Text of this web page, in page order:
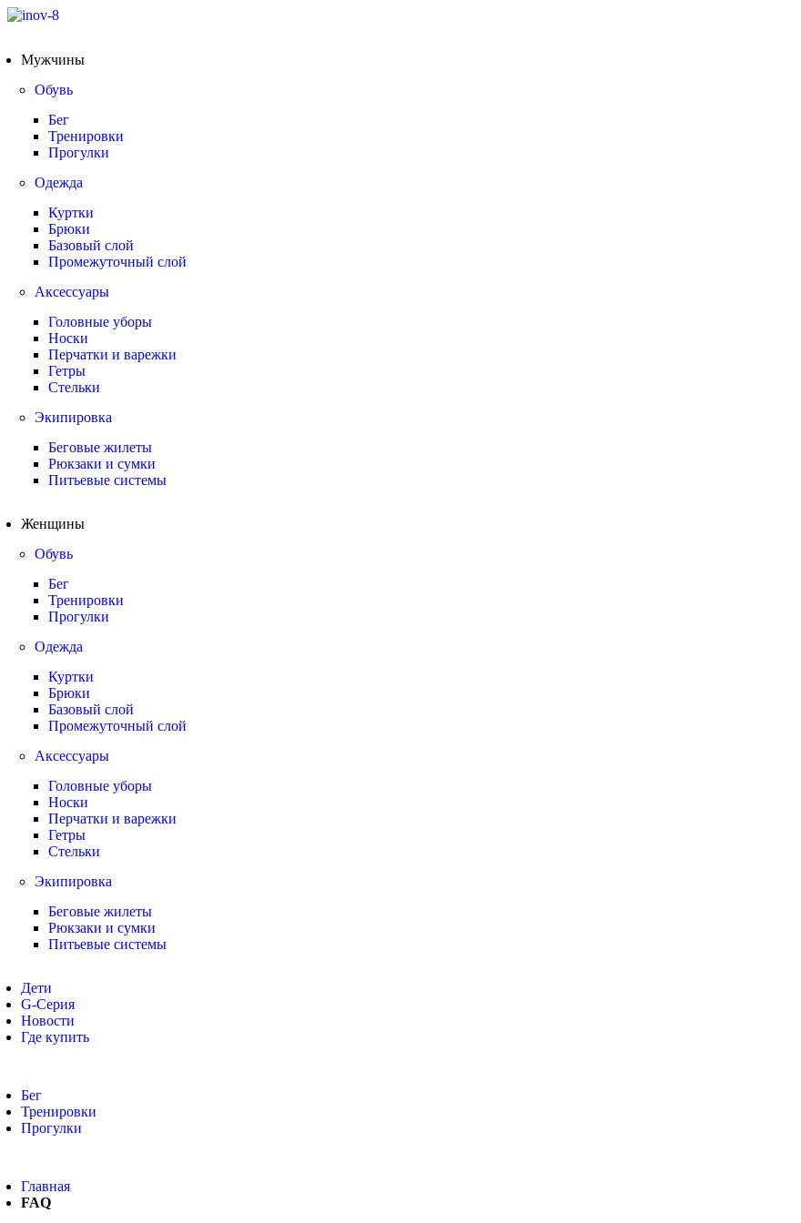
Мужчины
Обувь
Бег
Тренировки
Прогулки
Одежда
Куртки
Брюки
Базовый слой
Промежуточный слой
Аксессуары
Головные уборы
Носки
Перчатки и варежки
Гетры
Стельки
Экипировка
Беговые жилеты
Рюкзаки и сумки
Питьевые системы
Женщины
Обувь
Бег
Тренировки
Прогулки
Одежда
Куртки
Брюки
Базовый слой
Промежуточный слой
Аксессуары
Головные уборы
Носки
Перчатки и варежки
Гетры
Стельки
Экипировка
Беговые жилеты
Рюкзаки и сумки
Питьевые системы
Дети
G-Серия
Новости
Где купить
Бег
Тренировки
Прогулки
Главная
FAQ